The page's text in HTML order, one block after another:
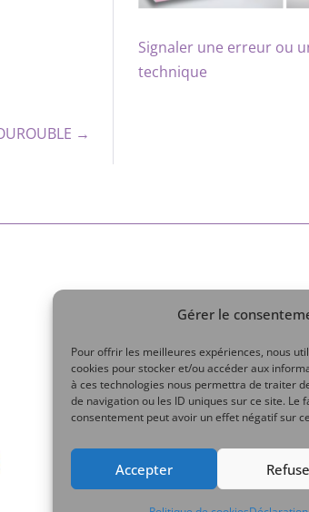
Gérer le
Pour offrir les meilleures expériences, nous
cookies pour stocker et/ou accéder aux
à ces technologies nous permettra de traiter
de navigation ou les ID uniques sur ce site.
consentement peut avoir un effet négatif sur
Accepter
→
Signaler une erreur ou
technique